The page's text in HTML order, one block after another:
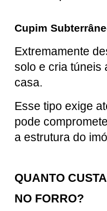
Cupim
Extremamente
solo e cria túneis
casa.
Esse tipo exige
pode
a estrutura do
QUANTO
NO FORRO?